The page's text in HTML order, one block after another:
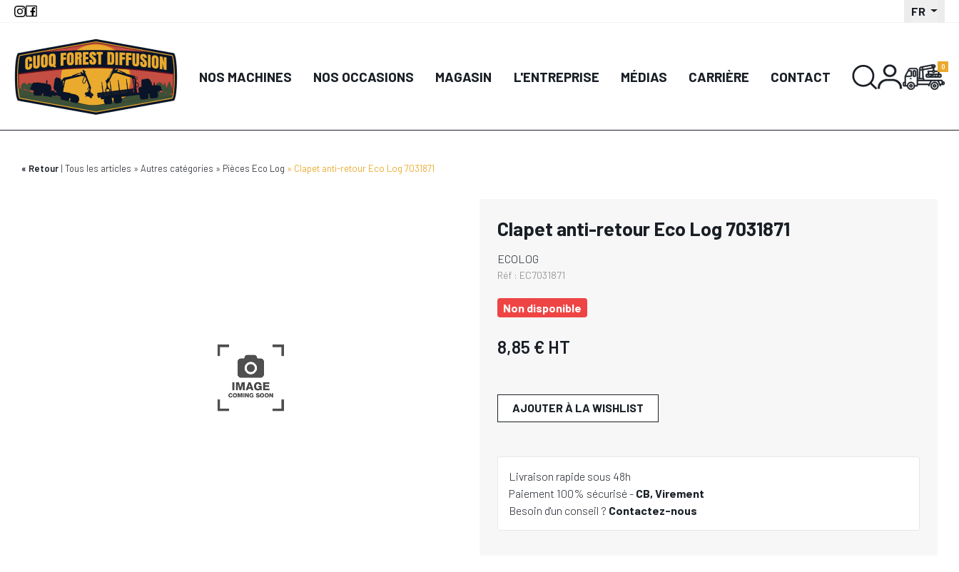
Aller
principal
FR
NOS MACHINES NOS OCCASIONS MAGASIN L'ENTREPRISE MÉDIAS CARRIÈRE CONTACT
Retour Tous les articles Autres catégories Pièces Eco Log Clapet anti-retour Eco Log 7031871
Clapet anti-retour Eco Log 7031871
ECOLOG
Réf : EC7031871
Non disponible
8,85 € HT
AJOUTER À LA WISHLIST
Livraison rapide sous 48h
Paiement 100% sécurisé - CB, Virement
Besoin d'un conseil ? Contactez-nous